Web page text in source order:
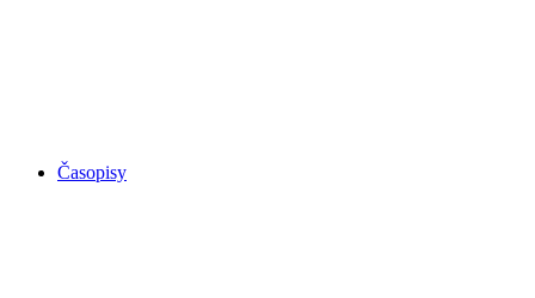
Časopisy